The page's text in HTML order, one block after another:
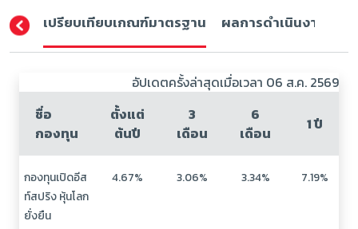
เปรียบเทียบเกณฑ์มาตรฐาน ผลการดำเนินงาน (ปี
อัปเดตครั้งล่าสุดเมื่อเวลา 06 ส.ค. 2569
ชื่อ
กองทุน
ตั้งแต่
ต้นปี
3
เดือน
6
เดือน
1 ปี
กองทุนเปิดอีส
ท์สปริง หุ้นโลก
ยั่งยืน
4.67% 3.06% 3.34% 7.19%